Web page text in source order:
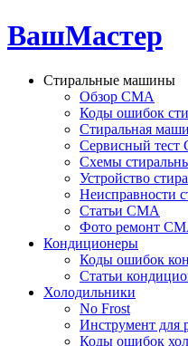
ВашМастер
Стиральные машины
Обзор СМА
Коды ошибок
Стиральная
Сервисный
Схемы
Устройство
Неисправности
Статьи СМА
Фото ремонт
Кондиционеры
Коды ошибок
Статьи
Холодильники
No Frost
Инструмент для
Коды ошибок